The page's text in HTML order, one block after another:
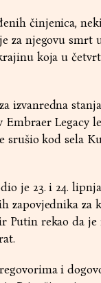
činjenica,
za njegovu smrt
koja u
izvanredna
Legacy
srušio kod sela
je 23. i 24.
zapovjednika za
Putin rekao da je
i